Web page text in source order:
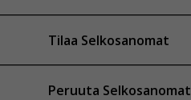
Tilaa Selkosanomat
Peruuta Selkosanomat